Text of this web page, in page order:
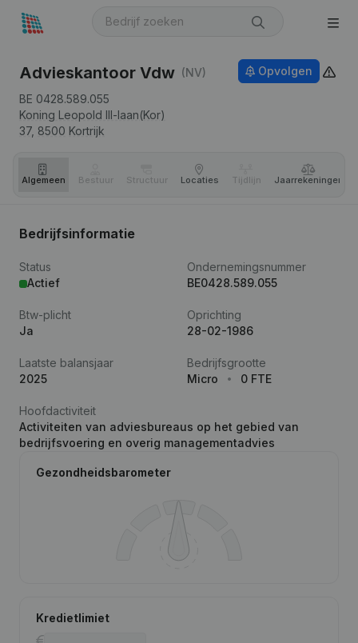
Advieskantoor Vdw (NV)
BE 0428.589.055
Koning Leopold III-laan(Kor)
37, 8500 Kortrijk
Opvolgen
Algemeen Bestuur Structuur Locaties Tijdlijn Jaar­rekeningen
Bedrijfsinformatie
Status
Actief
Ondernemingsnummer
BE0428.589.055
Btw-plicht
Ja
Oprichting
28-02-1986
Laatste balansjaar
2025
Bedrijfsgrootte
Micro
0 FTE
Hoofdactiviteit
Activiteiten van adviesbureaus op het gebied van
bedrijfsvoering en overig managementadvies
Gezondheidsbarometer
Kredietlimiet